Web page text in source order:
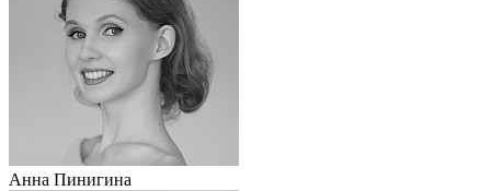
Анна Пинигина